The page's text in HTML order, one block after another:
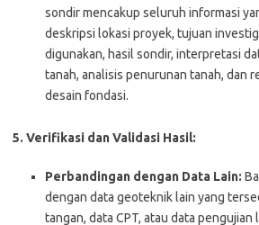
sondir mencakup seluruh informasi
deskripsi lokasi proyek, tujuan
digunakan, hasil sondir, interpretasi
tanah, analisis penurunan tanah, dan
desain fondasi.
5. Verifikasi dan Validasi Hasil:
Perbandingan dengan Data Lain:
dengan data geoteknik lain yang
tangan, data CPT, atau data pengujian